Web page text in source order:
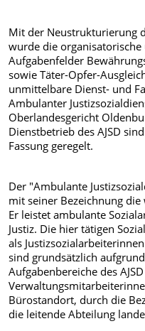
Mit der Neustrukturierung
wurde die
Aufgabenfelder
sowie Täter-Opfer-
unmittelbare Dienst- und
Ambulanter
Oberlandesgericht
Dienstbetrieb des AJSD
Fassung geregelt.
Der "Ambulante
mit seiner Bezeichnung
Er leistet ambulante
Justiz. Die hier tätigen
als
sind grundsätzlich
Aufgabenbereiche des
Bürostandort, durch die
die leitende Abteilung